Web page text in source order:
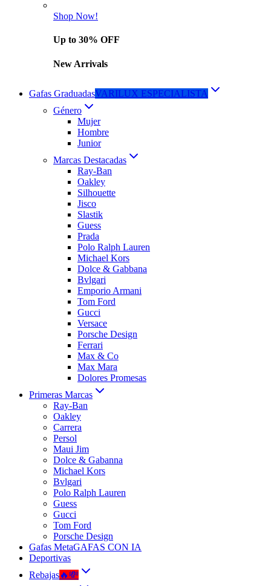
Shop Now!
Up to 30% OFF
New Arrivals
Gafas GraduadasVARILUX ESPECIALISTA
Género
Mujer
Hombre
Junior
Marcas Destacadas
Ray-Ban
Oakley
Silhouette
Jisco
Slastik
Guess
Prada
Polo Ralph Lauren
Michael Kors
Dolce & Gabbana
Bvlgari
Emporio Armani
Tom Ford
Gucci
Versace
Porsche Design
Ferrari
Max & Co
Max Mara
Dolores Promesas
Primeras Marcas
Ray-Ban
Oakley
Carrera
Persol
Maui Jim
Dolce & Gabanna
Michael Kors
Bvlgari
Polo Ralph Lauren
Guess
Gucci
Tom Ford
Porsche Design
Gafas MetaGAFAS CON IA
Deportivas
Rebajas🔥💸